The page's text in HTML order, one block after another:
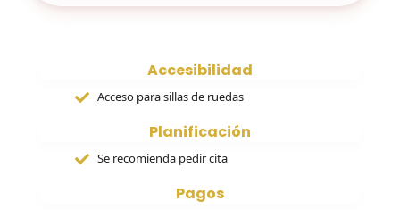
Accesibilidad
Acceso para sillas de ruedas
Planificación
Se recomienda pedir cita
Pagos